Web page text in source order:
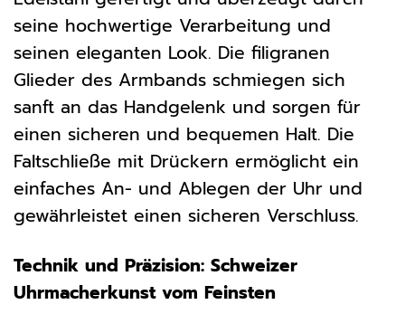
seine hochwertige Verarbeitung und
seinen eleganten Look. Die filigranen
Glieder des Armbands schmiegen sich
sanft an das Handgelenk und sorgen für
einen sicheren und bequemen Halt. Die
Faltschließe mit Drückern ermöglicht ein
einfaches An- und Ablegen der Uhr und
gewährleistet einen sicheren Verschluss.
Technik und Präzision: Schweizer
Uhrmacherkunst vom Feinsten